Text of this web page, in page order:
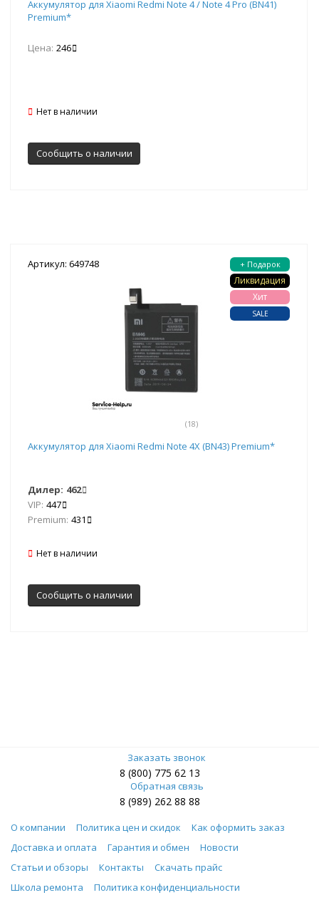
Аккумулятор для Xiaomi Redmi Note 4 / Note 4 Pro (BN41)
Premium*
Цена: 246
Нет в наличии
Сообщить о наличии
Артикул: 649748
(18)
+ Подарок
Ликвидация
Хит
SALE
Аккумулятор для Xiaomi Redmi Note 4X (BN43) Premium*
Дилер: 462
VIP: 447
Premium: 431
Нет в наличии
Сообщить о наличии
Заказать звонок
8 (800) 775 62 13
Обратная связь
8 (989) 262 88 88
О компании Политика цен и скидок
Как оформить заказ
Доставка и оплата
Гарантия и обмен
Новости
Статьи и обзоры
Контакты
Скачать прайс
Школа ремонта
Политика конфиденциальности